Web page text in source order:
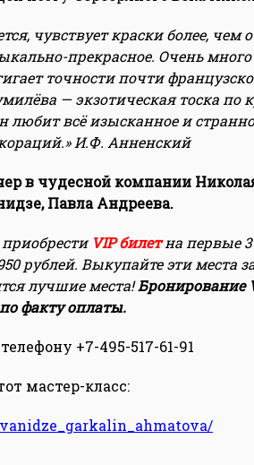
чувствует краски более, чем
прекрасное. Очень
точности почти
— экзотическая тоска по
любит всё изысканное и
И.Ф. Анненский
в чудесной компании
Павла Андреева.
VIP билетна первые 3
рублей. Выкупайте эти места
лучшие места!Бронирование
факту оплаты.
+7-495-517-61-91
мастер-класс: